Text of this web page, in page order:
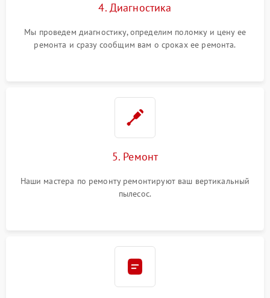
4. Диагностика
Мы проведем диагностику, определим поломку и цену ее
ремонта и сразу сообщим вам о сроках ее ремонта.
5. Ремонт
Наши мастера по ремонту ремонтируют ваш вертикальный
пылесос.